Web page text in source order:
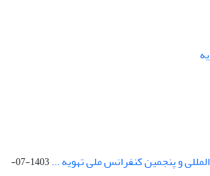
و پنجمین کنفرانس ملی تهویه ...
1403-07-